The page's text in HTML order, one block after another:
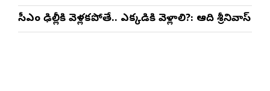
సీఎం ఢిల్లీకి వెళ్లకపోతే.. ఎక్కడికి వెళ్లాలి?: ఆది శ్రీనివాస్